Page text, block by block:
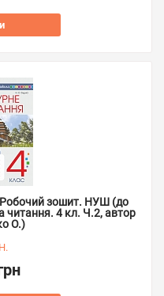
Робочий зошит. НУШ (до
читання. 4 кл. Ч.2, автор
О.)